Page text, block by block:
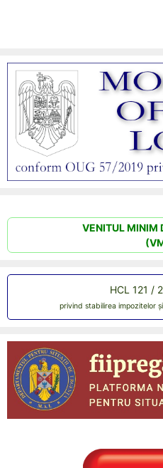
VENITUL MINIM
HCL 121 /
privind stabilirea impozitelor